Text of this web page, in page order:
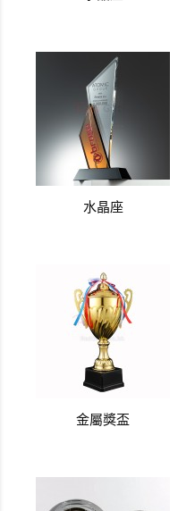
水晶座
金屬獎盃